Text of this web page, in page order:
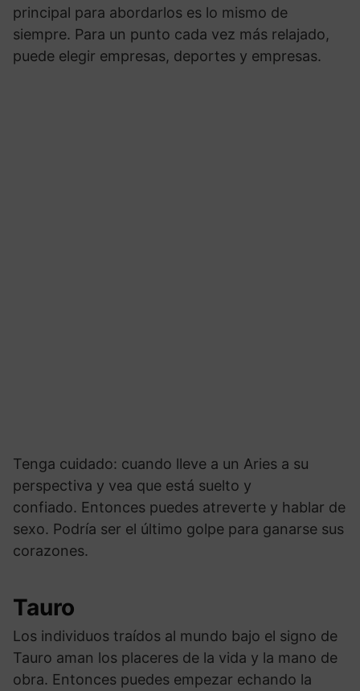
principal para abordarlos es lo mismo de
siempre. Para un punto cada vez más relajado,
puede elegir empresas, deportes y empresas.
Tenga cuidado: cuando lleve a un Aries a su
perspectiva y vea que está suelto y
confiado. Entonces puedes atreverte y hablar de
sexo. Podría ser el último golpe para ganarse sus
corazones.
Tauro
Los individuos traídos al mundo bajo el signo de
Tauro aman los placeres de la vida y la mano de
obra. Entonces puedes empezar echando la